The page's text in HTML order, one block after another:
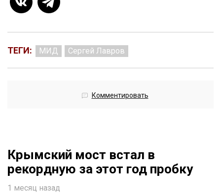
ТЕГИ: МИД Сергей Лавров
Комментировать
Крымский мост встал в
рекордную за этот год пробку
1 месяц назад